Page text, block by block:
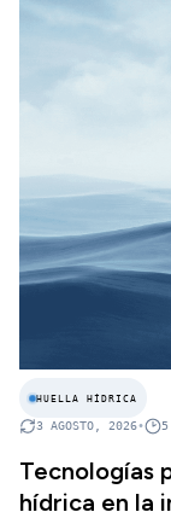
HUELLA HÍDRICA
3 AGOSTO, 2026• 5
Tecnologías
hídrica en la